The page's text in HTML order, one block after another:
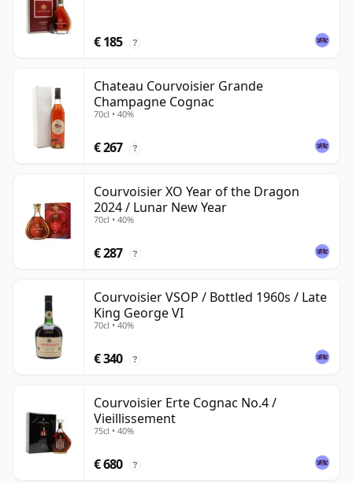
€ 185 ?
Chateau Courvoisier Grande
Champagne Cognac
70cl • 40%
€ 267 ?
Courvoisier XO Year of the Dragon
2024 / Lunar New Year
70cl • 40%
€ 287 ?
Courvoisier VSOP / Bottled 1960s / Late
King George VI
70cl • 40%
€ 340 ?
Courvoisier Erte Cognac No.4 /
Vieillissement
75cl • 40%
€ 680 ?